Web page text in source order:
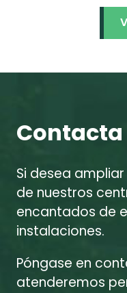
Si desea
de nuestros
encantados de
instalaciones.
Póngase en
atenderemos